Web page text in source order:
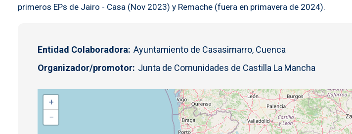
primeros EPs de Jairo - Casa (Nov 2023) y Remache (fuera en primavera de 2024).
Entidad Colaboradora Ayuntamiento de Casasimarro, Cuenca
Organizador/promotor Junta de Comunidades de Castilla La Mancha
+
−